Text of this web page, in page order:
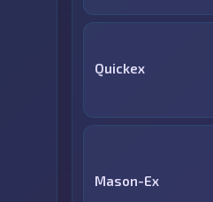
Quickex
Mason-Ex